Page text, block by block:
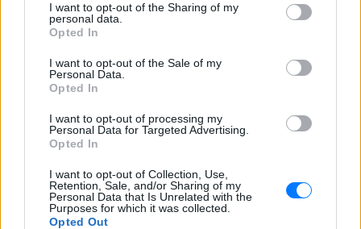
I want to opt-out of the Sharing of my
personal data.
Opted In
I want to opt-out of the Sale of my
Personal Data.
Opted In
I want to opt-out of processing my
Personal Data for Targeted Advertising.
Opted In
I want to opt-out of Collection, Use,
Retention, Sale, and/or Sharing of my
Personal Data that Is Unrelated with the
Purposes for which it was collected.
Opted Out